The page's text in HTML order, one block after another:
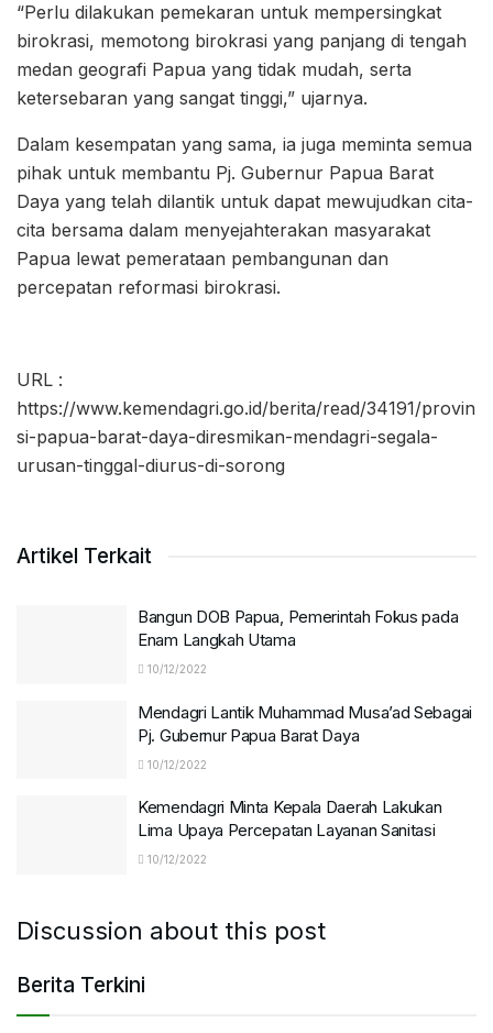
“Perlu dilakukan pemekaran untuk mempersingkat
birokrasi, memotong birokrasi yang panjang di tengah
medan geografi Papua yang tidak mudah, serta
ketersebaran yang sangat tinggi,” ujarnya.
Dalam kesempatan yang sama, ia juga meminta semua
pihak untuk membantu Pj. Gubernur Papua Barat
Daya yang telah dilantik untuk dapat mewujudkan cita-
cita bersama dalam menyejahterakan masyarakat
Papua lewat pemerataan pembangunan dan
percepatan reformasi birokrasi.
URL :
https://www.kemendagri.go.id/berita/read/34191/provin
si-papua-barat-daya-diresmikan-mendagri-segala-
urusan-tinggal-diurus-di-sorong
Artikel Terkait
Bangun DOB Papua, Pemerintah Fokus pada
Enam Langkah Utama
10/12/2022
Mendagri Lantik Muhammad Musa’ad Sebagai
Pj. Gubernur Papua Barat Daya
10/12/2022
Kemendagri Minta Kepala Daerah Lakukan
Lima Upaya Percepatan Layanan Sanitasi
10/12/2022
Discussion about this post
Berita Terkini